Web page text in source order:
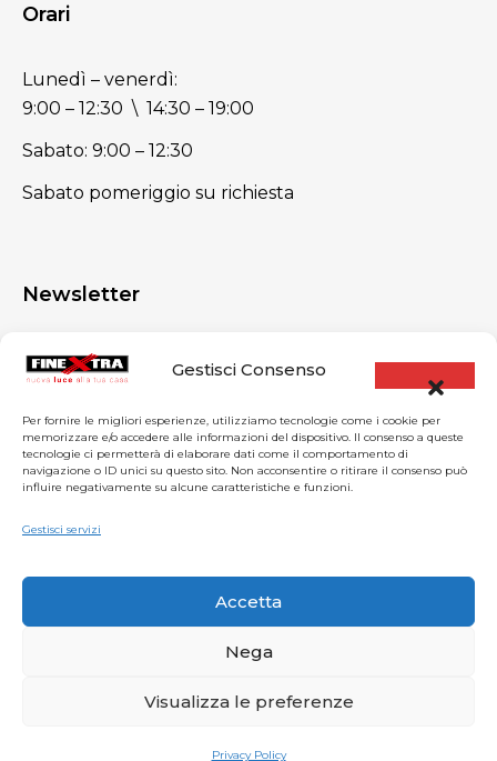
Gestisci Consenso
Per fornire le migliori esperienze, utilizziamo tecnologie come i cookie per
memorizzare e/o accedere alle informazioni del dispositivo. Il consenso a queste
tecnologie ci permetterà di elaborare dati come il comportamento di
navigazione o ID unici su questo sito. Non acconsentire o ritirare il consenso può
influire negativamente su alcune caratteristiche e funzioni.
Gestisci servizi
Accetta
Nega
Visualizza le preferenze
Privacy Policy
Orari
Lunedì – venerdì:
9:00 – 12:30 \ 14:30 – 19:00
Sabato: 9:00 – 12:30
Sabato pomeriggio su richiesta
Newsletter
Resta sempre aggiornato. Iscriviti alla newsletter:
promesso, niente spam!